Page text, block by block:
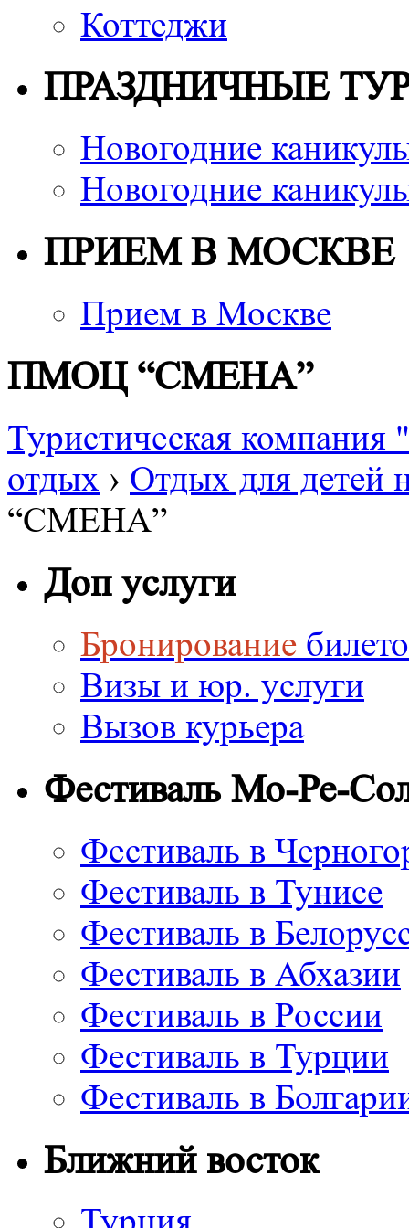
Коттеджи
ПРАЗДНИЧНЫЕ
Новогодние
Новогодние
ПРИЕМ В МОСКВЕ
Прием в Москве
ПМОЦ “СМЕНА”
Туристическая
отдых › Отдых для детей
“СМЕНА”
Доп услуги
Бронирование
Визы и юр. услуги
Вызов курьера
Фестиваль Мо-Ре-
Фестиваль в
Фестиваль в Тунисе
Фестиваль в
Фестиваль в Абхазии
Фестиваль в России
Фестиваль в Турции
Фестиваль в
Ближний восток